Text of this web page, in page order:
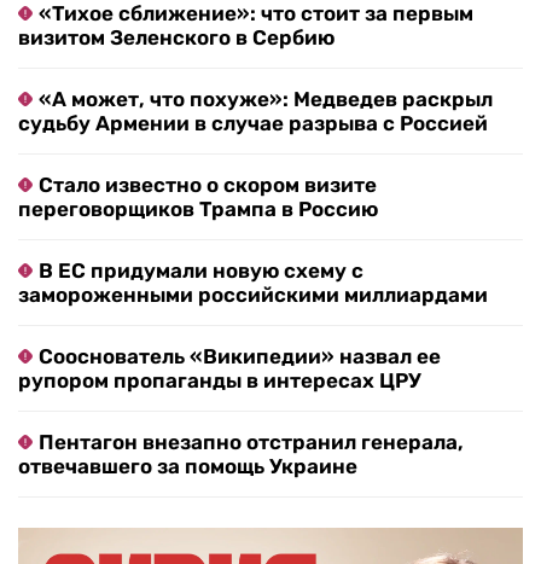
«Тихое сближение»: что стоит за первым
визитом Зеленского в Сербию
«А может, что похуже»: Медведев раскрыл
судьбу Армении в случае разрыва с Россией
Стало известно о скором визите
переговорщиков Трампа в Россию
В ЕС придумали новую схему с
замороженными российскими миллиардами
Сооснователь «Википедии» назвал ее
рупором пропаганды в интересах ЦРУ
Пентагон внезапно отстранил генерала,
отвечавшего за помощь Украине